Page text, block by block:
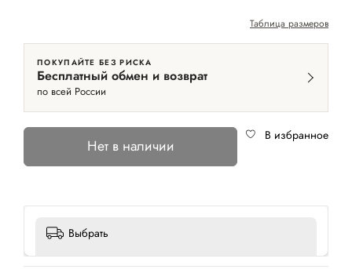
Таблица размеров
ПОКУПАЙТЕ БЕЗ РИСКА
Бесплатный обмен и возврат
по всей России
Нет в наличии
В избранное
Выбрать